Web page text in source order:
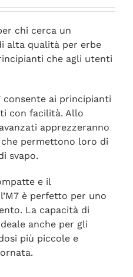
chi cerca un
alta qualità per erbe
che agli utenti
consente ai principianti
con facilità. Allo
apprezzeranno
permettono loro di
svapo.
e il
è perfetto per uno
La capacità di
anche per gli
più piccole e